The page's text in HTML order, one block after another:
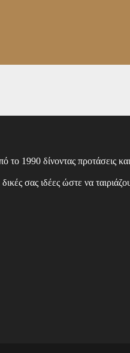
δίνοντας προτάσεις και
σας ιδέες ώστε να